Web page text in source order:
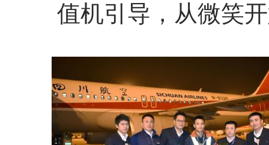
值机引导，从微笑